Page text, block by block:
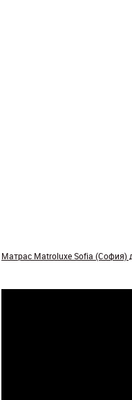
Матрас Matroluxe Sofia (София)